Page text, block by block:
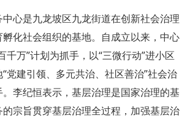
是九龙坡区九龙街道在创新社会治理
化社会组织的基地。自成立以来，中心
千万”计划为抓手，以“三微行动”进小区
党建引领、多元共治、社区善治”社会治
李纪恒表示，基层治理是国家治理的基
宗旨贯穿基层治理全过程，加强基层治